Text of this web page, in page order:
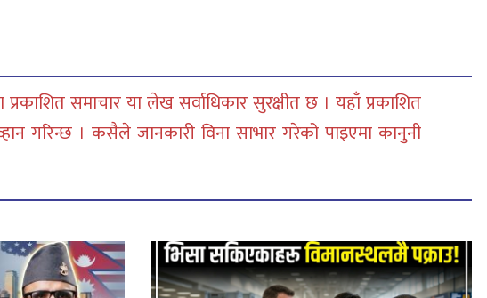
समाचार या लेख सर्वाधिकार सुरक्षीत छ । यहाँ प्रकाशित
गरिन्छ । कसैले जानकारी विना साभार गरेको पाइएमा कानुनी